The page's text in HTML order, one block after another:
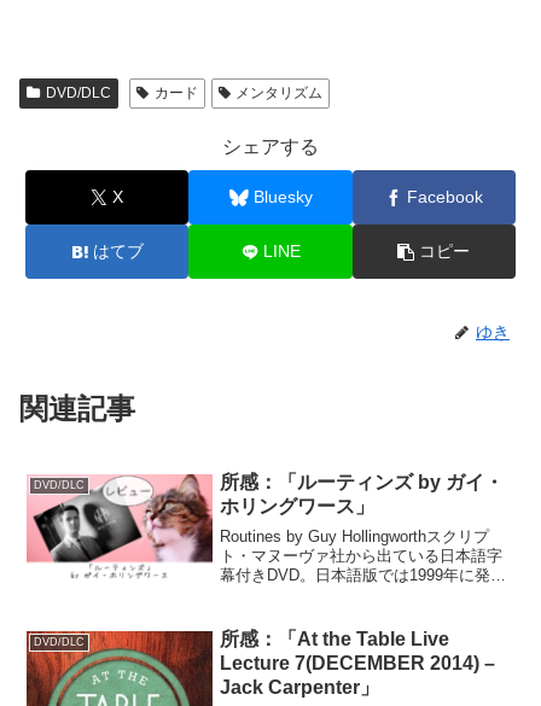
DVD/DLC カード メンタリズム
シェアする
X Bluesky Facebook
はてブ LINE コピー
ゆき
関連記事
DVD/DLC
所感：「ルーティンズ by ガイ・
ホリングワース」
Routines by Guy Hollingworthスクリプ
ト・マヌーヴァ社から出ている日本語字
幕付きDVD。日本語版では1999年に発売
されています。関連記事：...
DVD/DLC
所感：「At the Table Live
Lecture 7(DECEMBER 2014) –
Jack Carpenter」